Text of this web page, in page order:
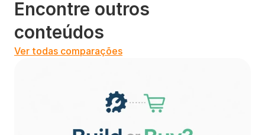
Encontre outros
conteúdos
Ver todas comparações